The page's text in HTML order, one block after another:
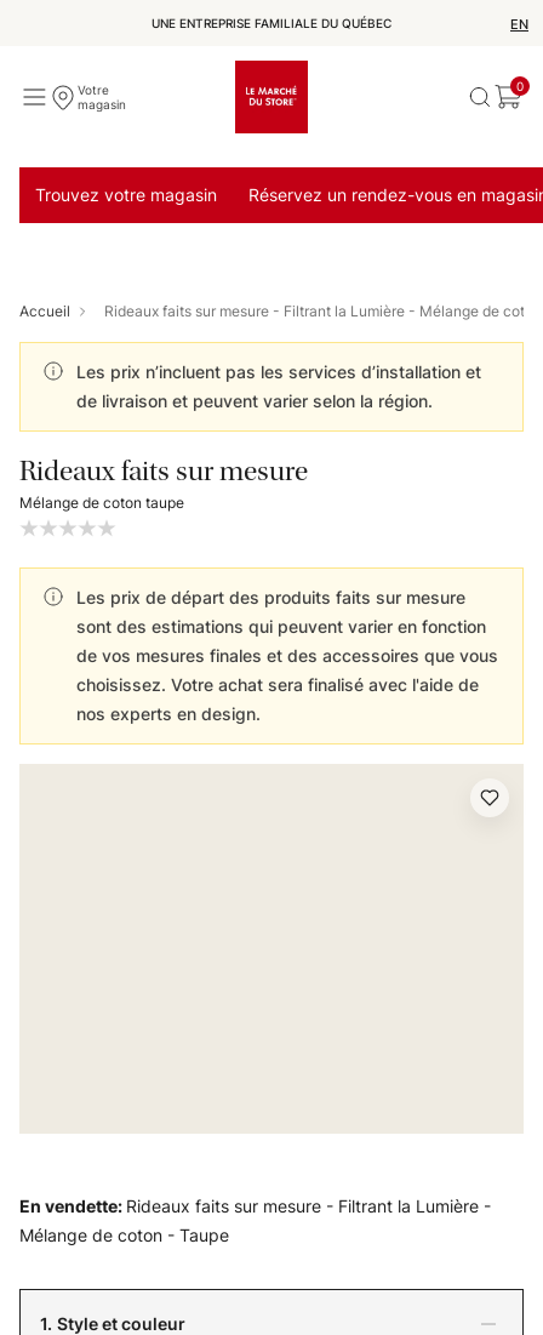
EN
UNE ENTREPRISE FAMILIALE DU QUÉBEC
Votre
magasin
0
Trouvez votre magasin Réservez un rendez-vous en
Accueil Rideaux faits sur mesure - Filtrant la Lumière - Mélange de
Les prix n’incluent pas les services d’installation et
de livraison et peuvent varier selon la région.
Rideaux faits sur mesure
Mélange de coton taupe
Les prix de départ des produits faits sur mesure
sont des estimations qui peuvent varier en fonction
de vos mesures finales et des accessoires que vous
choisissez. Votre achat sera finalisé avec l'aide de
nos experts en design.
En vendette: Rideaux faits sur mesure - Filtrant la Lumière -
Mélange de coton - Taupe
1. Style et couleur